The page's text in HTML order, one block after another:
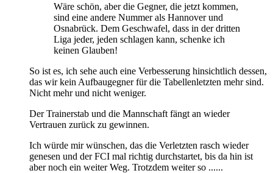
Wäre schön, aber die Gegner, die jetzt kommen,
sind eine andere Nummer als Hannover und
Osnabrück. Dem Geschwafel, dass in der dritten
Liga jeder, jeden schlagen kann, schenke ich
keinen Glauben!
So ist es, ich sehe auch eine Verbesserung hinsichtlich dessen,
das wir kein Aufbaugegner für die Tabellenletzten mehr sind.
Nicht mehr und nicht weniger.
Der Trainerstab und die Mannschaft fängt an wieder
Vertrauen zurück zu gewinnen.
Ich würde mir wünschen, das die Verletzten rasch wieder
genesen und der FCI mal richtig durchstartet, bis da hin ist
aber noch ein weiter Weg. Trotzdem weiter so ......